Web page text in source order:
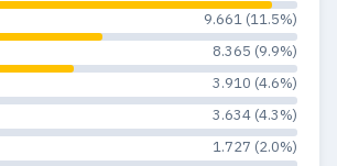
9.661 (11.5%)
8.365 (9.9%)
3.910 (4.6%)
3.634 (4.3%)
1.727 (2.0%)